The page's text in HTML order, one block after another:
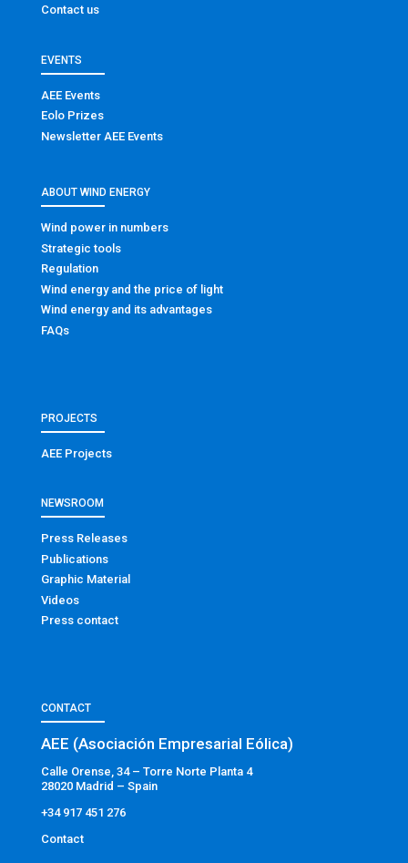
Contact us
EVENTS
AEE Events
Eolo Prizes
Newsletter AEE Events
ABOUT WIND ENERGY
Wind power in numbers
Strategic tools
Regulation
Wind energy and the price of light
Wind energy and its advantages
FAQs
PROJECTS
AEE Projects
NEWSROOM
Press Releases
Publications
Graphic Material
Videos
Press contact
CONTACT
AEE (Asociación Empresarial Eólica)
Calle Orense, 34 – Torre Norte Planta 4
28020 Madrid – Spain
+34 917 451 276
Contact